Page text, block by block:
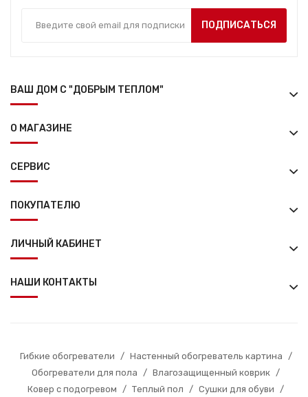
ПОДПИСАТЬСЯ
ВАШ ДОМ С "ДОБРЫМ ТЕПЛОМ"
О МАГАЗИНЕ
СЕРВИС
ПОКУПАТЕЛЮ
ЛИЧНЫЙ КАБИНЕТ
НАШИ КОНТАКТЫ
Гибкие обогреватели / Настенный обогреватель картина
/
Обогреватели для пола
/ Влагозащищенный коврик
/
Ковер с подогревом
/ Теплый пол / Сушки для обуви /